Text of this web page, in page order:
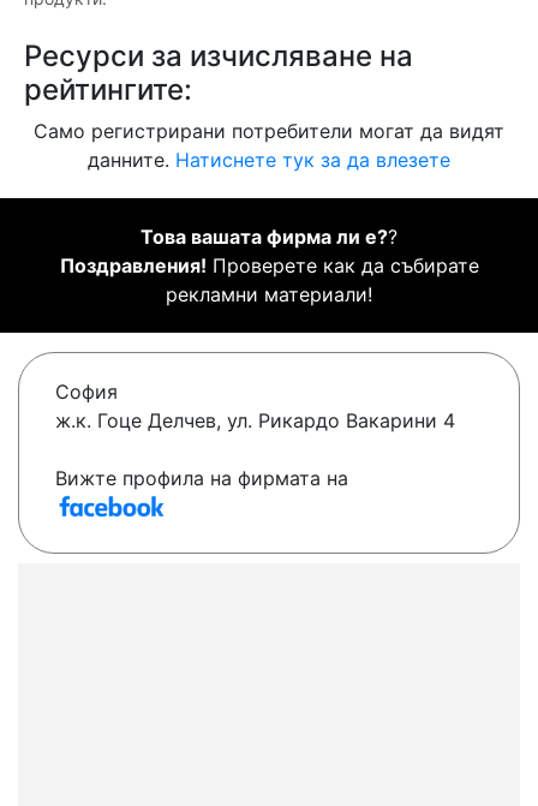
Ресурси за изчисляване на
рейтингите:
Само регистрирани потребители могат да видят
данните. Натиснете тук за да влезете
Това вашата фирма ли е??
Поздравления! Проверете как да събирате
рекламни материали!
София
ж.к. Гоце Делчев, ул. Рикардо Вакарини 4
Вижте профила на фирмата на